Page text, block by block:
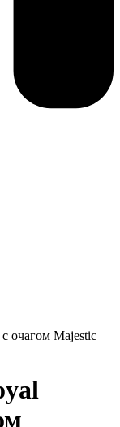
очагом Majestic